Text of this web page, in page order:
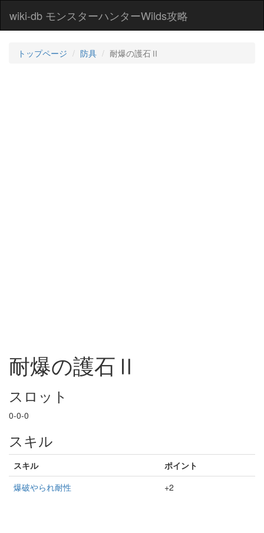
wiki-db モンスターハンターWilds攻略
トップページ 防具 耐爆の護石Ⅱ
耐爆の護石Ⅱ
スロット
0-0-0
スキル
スキル
ポイント
爆破やられ耐性
+2